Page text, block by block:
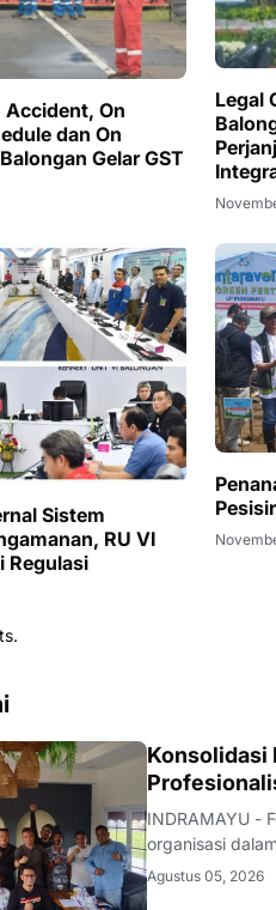
On
dan On
Gelar GST
Legal
Sistem
RU VI
Regulasi
Konsolidasi
INDRAMAYU -
organisasi
rapat
Agustus 05, 2026